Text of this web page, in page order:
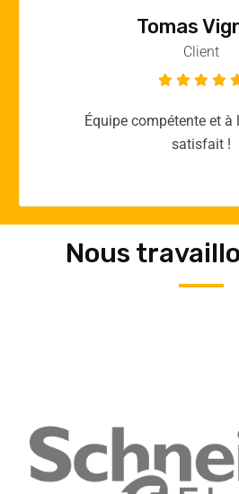
Vincent
Client
Merci yellow365.work pour
Nous